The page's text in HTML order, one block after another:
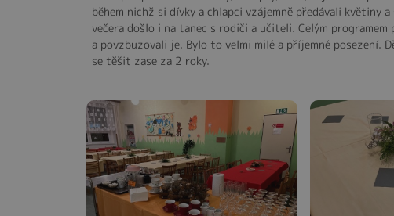
během nichž si dívky a chlapci vzájemně předávali
večera došlo i na tanec s rodiči a učiteli. Celým
a povzbuzovali je. Bylo to velmi milé a příjemné posezení.
se těšit zase za 2 roky.